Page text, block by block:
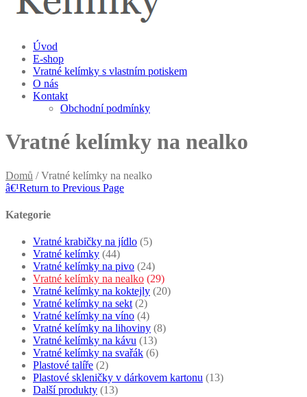
Úvod
E-shop
Vratné kelímky s vlastním potiskem
O nás
Kontakt
Obchodní podmínky
Vratné kelímky na nealko
Domů / Vratné kelímky na nealko
â€¹Return to Previous Page
Kategorie
Vratné krabičky na jídlo (5)
Vratné kelímky (44)
Vratné kelímky na pivo (24)
Vratné kelímky na nealko (29)
Vratné kelímky na koktejly (20)
Vratné kelímky na sekt (2)
Vratné kelímky na víno (4)
Vratné kelímky na lihoviny (8)
Vratné kelímky na kávu (13)
Vratné kelímky na svařák (6)
Plastové talíře (2)
Plastové skleničky v dárkovem kartonu (13)
Další produkty (13)